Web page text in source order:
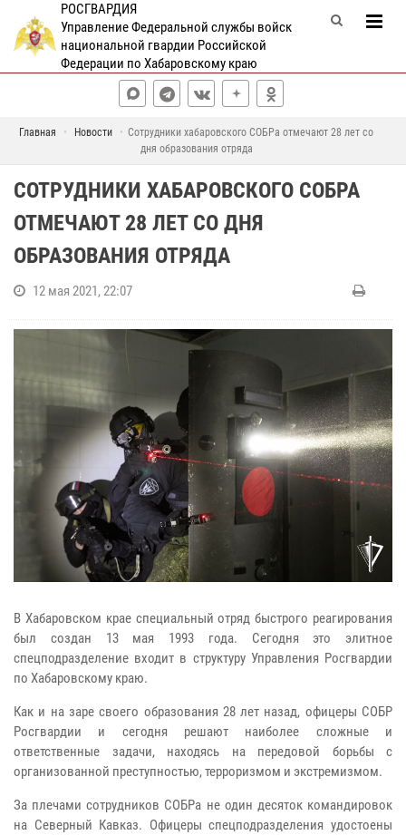
РОСГВАРДИЯ
Управление Федеральной службы войск
национальной гвардии Российской
Федерации по Хабаровскому краю
Главная Новости
Сотрудники хабаровского СОБРа отмечают 28 лет со
дня образования отряда
СОТРУДНИКИ ХАБАРОВСКОГО СОБРА
ОТМЕЧАЮТ 28 ЛЕТ СО ДНЯ
ОБРАЗОВАНИЯ ОТРЯДА
12 мая 2021, 22:07
В Хабаровском крае специальный отряд быстрого реагирования
был создан 13 мая 1993 года. Сегодня это элитное
спецподразделение входит в структуру Управления Росгвардии
по Хабаровскому краю.
Как и на заре своего образования 28 лет назад, офицеры СОБР
Росгвардии и сегодня решают наиболее сложные и
ответственные задачи, находясь на передовой борьбы с
организованной преступностью, терроризмом и экстремизмом.
За плечами сотрудников СОБРа не один десяток командировок
на Северный Кавказ. Офицеры спецподразделения удостоены